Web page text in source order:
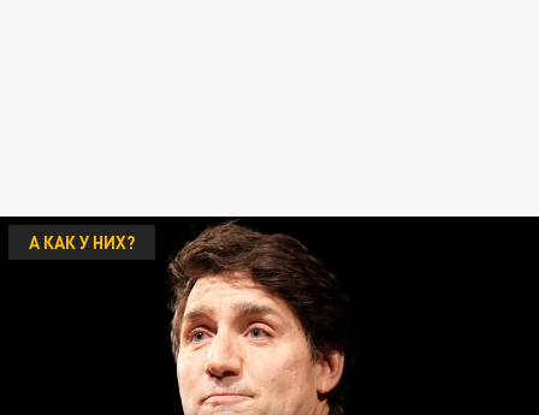
А КАК У НИХ?